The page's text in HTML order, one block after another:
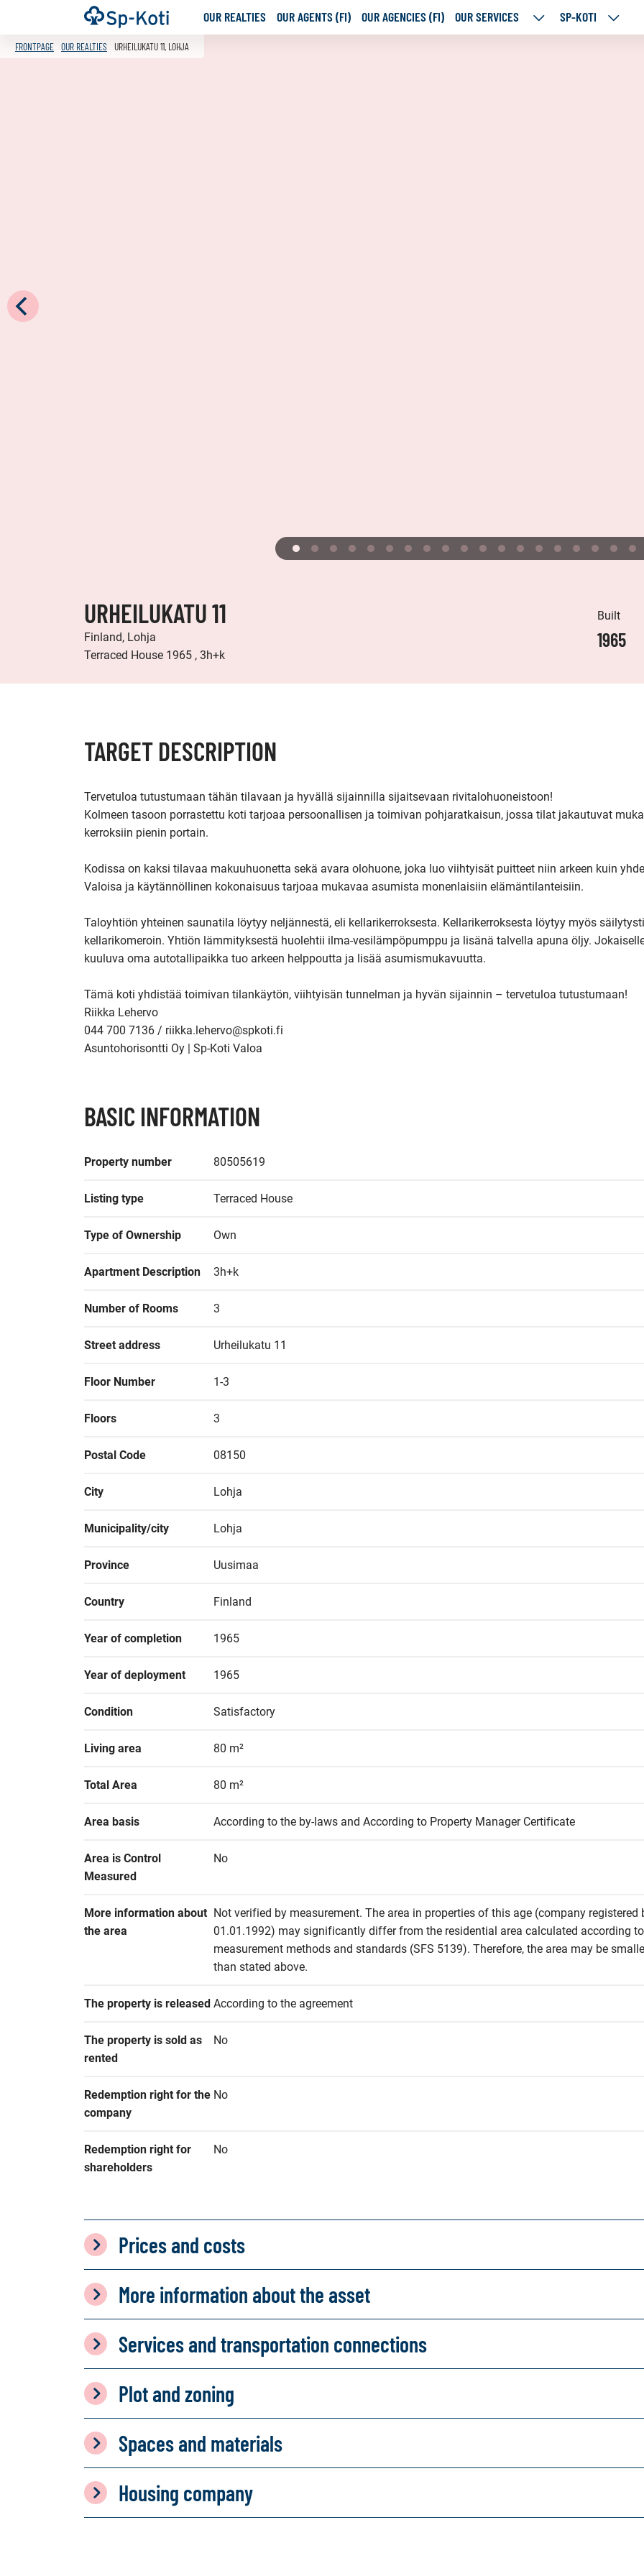
Go
to
content
Frontpage OUR REALTIES OUR AGENTS (FI) OUR AGENCIES (FI) OUR SERVICES
OUR
SP-KOTI
SP-
FRONTPAGE OUR REALTIES URHEILUKATU 11, LOHJA
URHEILUKATU 11
Finland, Lohja
Terraced House 1965 , 3h+k
Built
1965
TARGET DESCRIPTION
Tervetuloa tutustumaan tähän tilavaan ja hyvällä sijainnilla sijaitsevaan rivitalohuoneistoon!
Kolmeen tasoon porrastettu koti tarjoaa persoonallisen ja toimivan pohjaratkaisun, jossa tilat jakautuvat
kerroksiin pienin portain.
Kodissa on kaksi tilavaa makuuhuonetta sekä avara olohuone, joka luo viihtyisät puitteet niin arkeen kuin
Valoisa ja käytännöllinen kokonaisuus tarjoaa mukavaa asumista monenlaisiin elämäntilanteisiin.
Taloyhtiön yhteinen saunatila löytyy neljännestä, eli kellarikerroksesta. Kellarikerroksesta löytyy myös
kellarikomeroin. Yhtiön lämmityksestä huolehtii ilma-vesilämpöpumppu ja lisänä talvella apuna öljy.
kuuluva oma autotallipaikka tuo arkeen helppoutta ja lisää asumismukavuutta.
Tämä koti yhdistää toimivan tilankäytön, viihtyisän tunnelman ja hyvän sijainnin – tervetuloa tutustumaan!
Riikka Lehervo
044 700 7136 / riikka.lehervo@spkoti.fi
Asuntohorisontti Oy | Sp-Koti Valoa
BASIC INFORMATION
Property number 80505619
Listing type Terraced House
Type of Ownership Own
Apartment Description 3h+k
Number of Rooms 3
Street address Urheilukatu 11
Floor Number 1-3
Floors 3
Postal Code 08150
City Lohja
Municipality/city Lohja
Province Uusimaa
Country Finland
Year of completion 1965
Year of deployment 1965
Condition Satisfactory
Living area 80 m²
Total Area 80 m²
Area basis According to the by-laws and According to Property Manager Certificate
Area is Control
Measured
No
More information about
the area
Not verified by measurement. The area in properties of this age (company registered
01.01.1992) may significantly differ from the residential area calculated according
measurement methods and standards (SFS 5139). Therefore, the area may be
than stated above.
The property is released According to the agreement
The property is sold as
rented
No
Redemption right for the
company
No
Redemption right for
shareholders
No
Prices and costs
More information about the asset
Services and transportation connections
Plot and zoning
Spaces and materials
Housing company